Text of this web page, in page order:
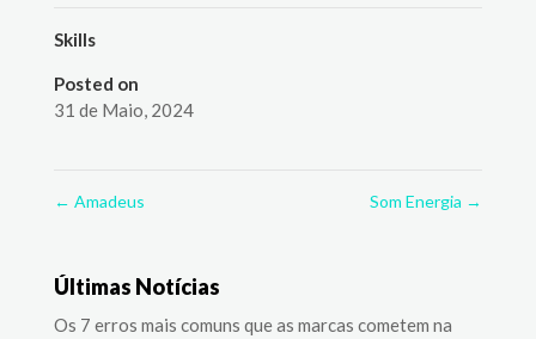
Skills
Posted on
31 de Maio, 2024
← Amadeus Som Energia →
Últimas Notícias
Os 7 erros mais comuns que as marcas cometem na